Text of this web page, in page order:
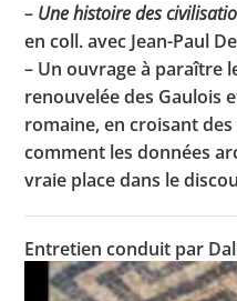
– Une histoire des
en coll. avec Jean-Paul
– Un ouvrage à paraître
renouvelée des Gaulois
romaine, en croisant
comment les données
vraie place dans le
Entretien conduit par